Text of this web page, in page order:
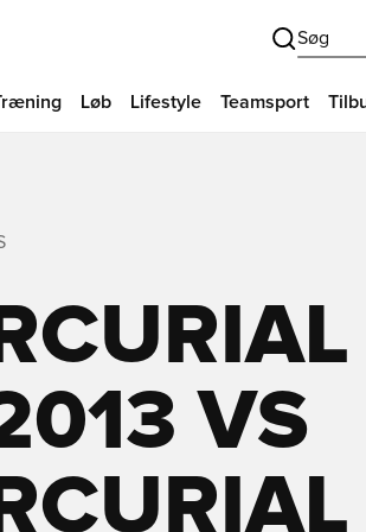
Søg
Løb Lifestyle Teamsport
VS